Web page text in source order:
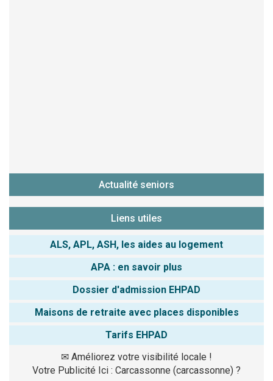
Actualité seniors
Liens utiles
ALS, APL, ASH, les aides au logement
APA : en savoir plus
Dossier d'admission EHPAD
Maisons de retraite avec places disponibles
Tarifs EHPAD
✉ Améliorez votre visibilité locale !
Votre Publicité Ici : Carcassonne (carcassonne) ?